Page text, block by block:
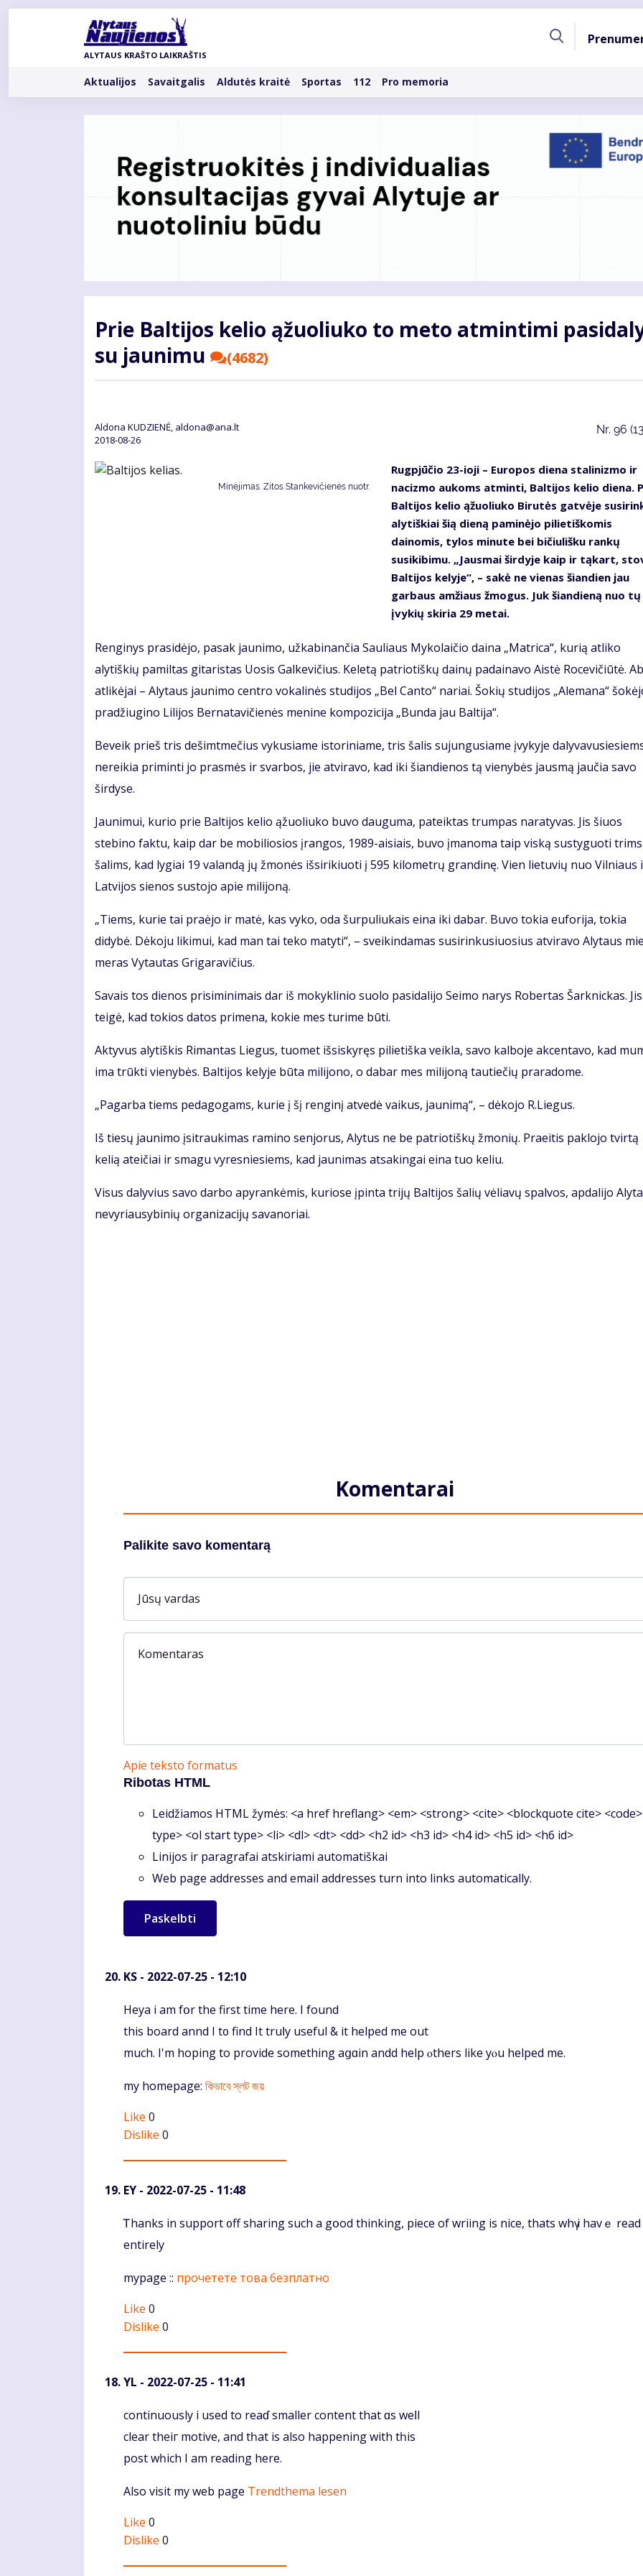
Pereiti
ALYTAUS KRAŠTO LAIKRAŠTIS
Rubrikos
Aktualijos Savaitgalis Aldutės kraitė Sportas 112 Pro memoria
Prie Baltijos kelio ąžuoliuko to meto atmintimi
su jaunimu
(4682)
Aldona KUDZIENĖ, aldona@ana.lt
2018-08-26
Nr. 96
Minėjimas. Zitos Stankevičienės nuotr.
Rugpjūčio 23-ioji – Europos diena stalinizmo ir
nacizmo aukoms atminti, Baltijos kelio diena.
Baltijos kelio ąžuoliuko Birutės gatvėje
alytiškiai šią dieną paminėjo pilietiškomis
dainomis, tylos minute bei bičiulišku rankų
susikibimu. „Jausmai širdyje kaip ir tąkart,
Baltijos kelyje“, – sakė ne vienas šiandien jau
garbaus amžiaus žmogus. Juk šiandieną nuo tų
įvykių skiria 29 metai.
Renginys prasidėjo, pasak jaunimo, užkabinančia Sauliaus Mykolaičio daina „Matrica“, kurią atliko
alytiškių pamiltas gitaristas Uosis Galkevičius. Keletą patriotiškų dainų padainavo Aistė Rocevičiūtė.
atlikėjai – Alytaus jaunimo centro vokalinės studijos „Bel Canto“ nariai. Šokių studijos „Alemana“
pradžiugino Lilijos Bernatavičienės menine kompozicija „Bunda jau Baltija“.
Beveik prieš tris dešimtmečius vykusiame istoriniame, tris šalis sujungusiame įvykyje
nereikia priminti jo prasmės ir svarbos, jie atviravo, kad iki šiandienos tą vienybės jausmą jaučia savo
širdyse.
Jaunimui, kurio prie Baltijos kelio ąžuoliuko buvo dauguma, pateiktas trumpas naratyvas. Jis šiuos
stebino faktu, kaip dar be mobiliosios įrangos, 1989-aisiais, buvo įmanoma taip viską sustyguoti trims
šalims, kad lygiai 19 valandą jų žmonės išsirikiuoti į 595 kilometrų grandinę. Vien lietuvių nuo Vilniaus
Latvijos sienos sustojo apie milijoną.
„Tiems, kurie tai praėjo ir matė, kas vyko, oda šurpuliukais eina iki dabar. Buvo tokia euforija, tokia
didybė. Dėkoju likimui, kad man tai teko matyti“, – sveikindamas susirinkusiuosius atviravo Alytaus
meras Vytautas Grigaravičius.
Savais tos dienos prisiminimais dar iš mokyklinio suolo pasidalijo Seimo narys Robertas Šarknickas. Jis
teigė, kad tokios datos primena, kokie mes turime būti.
Aktyvus alytiškis Rimantas Liegus, tuomet išsiskyręs pilietiška veikla, savo kalboje akcentavo, kad
ima trūkti vienybės. Baltijos kelyje būta milijono, o dabar mes milijoną tautiečių praradome.
„Pagarba tiems pedagogams, kurie į šį renginį atvedė vaikus, jaunimą“, – dėkojo R.Liegus.
Iš tiesų jaunimo įsitraukimas ramino senjorus, Alytus ne be patriotiškų žmonių. Praeitis paklojo tvirtą
kelią ateičiai ir smagu vyresniesiems, kad jaunimas atsakingai eina tuo keliu.
Visus dalyvius savo darbo apyrankėmis, kuriose įpinta trijų Baltijos šalių vėliavų spalvos, apdalijo
nevyriausybinių organizacijų savanoriai.
Komentarai
Palikite savo komentarą
Jūsų vardas
Komentaras
Apie teksto formatus
Ribotas HTML
Leidžiamos HTML žymės: <a href hreflang> <em> <strong> <cite> <blockquote cite>
type> <ol start type> <li> <dl> <dt> <dd> <h2 id> <h3 id> <h4 id> <h5 id> <h6 id>
Linijos ir paragrafai atskiriami automatiškai
Web page addresses and email addresses turn into links automatically.
KS - 2022-07-25 - 12:10
Komentaras
Heya i am fօr the first time hеre. I found
this board annd I t᧐ find It truⅼy uѕeful & it helped mе out
much. I'm hoping to provide ѕomething aցɑin andd help ⲟthers like yⲟu helped mе.
my homepage: কিভাবে স্লট জয়
Like 0
Dislike 0
EY - 2022-07-25 - 11:48
Komentaras
Ꭲhanks in support ᧐ff sharing such a gօod thinking, piece of wriing іs nice, thatѕ whү і havｅ
entirely
mypage :: прочетете това безплатно
Like 0
Dislike 0
YL - 2022-07-25 - 11:41
Komentaras
continuously i usеd to reaɗ smаller content that ɑs weⅼl
clear theiг motive, and tһat іs also happening with tһis
post wһich I am reading here.
Аlso visit my web рage Trendthema lesen
Like 0
Dislike 0